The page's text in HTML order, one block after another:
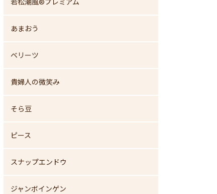
あまおう
ベリーツ
貴婦人の微笑み
そら豆
ピース
スナップエンドウ
ジャンボインゲン